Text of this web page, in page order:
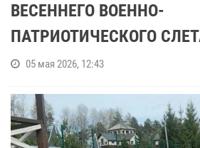
ВЕСЕННЕГО ВОЕННО-
ПАТРИОТИЧЕСКОГО
05 мая 2026, 12:43